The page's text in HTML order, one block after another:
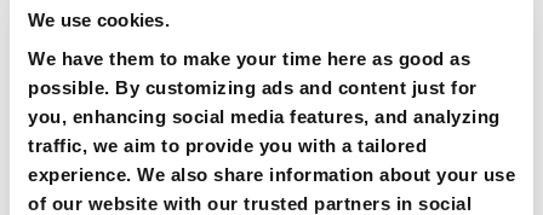
We use cookies.
We have them to make your time here as good as
possible. By customizing ads and content just for
you, enhancing social media features, and analyzing
traffic, we aim to provide you with a tailored
experience. We also share information about your use
of our website with our trusted partners in social
NEWS
PRESSE
KARRIERE
EINE PLATTFORM, ZAHLLOSE EINSATZMÖGLICHKEITEN
Unabhängig von der Gefahr: Naturkatastrophen,
Terroranschläge, einstürzende Gebäude, hohe
Temperaturen, feindliche Brandgefahr, chemische,
biologische, radioaktive, explosive (EOD/UXO/IED/VBIED)
Umgebungen (CBRNe), die ferngesteuerten SR-Systeme
führen effektiv Rettungs- und Verteidigungseinsätze durch
und schützen die Bediener.